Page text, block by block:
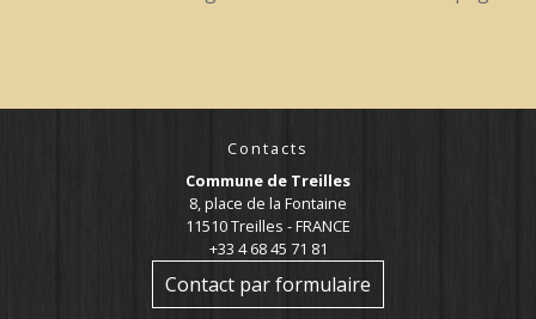
Contacts
Commune de Treilles
8, place de la Fontaine
11510 Treilles - FRANCE
+33 4 68 45 71 81
Contact par formulaire